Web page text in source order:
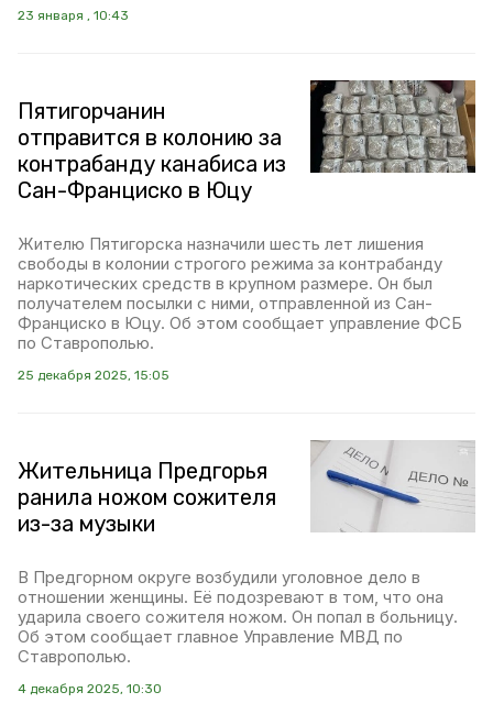
23 января , 10:43
Пятигорчанин
отправится в колонию за
контрабанду канабиса из
Сан-Франциско в Юцу
Жителю Пятигорска назначили шесть лет лишения
свободы в колонии строгого режима за контрабанду
наркотических средств в крупном размере. Он был
получателем посылки с ними, отправленной из Сан-
Франциско в Юцу. Об этом сообщает управление ФСБ
по Ставрополью.
25 декабря 2025, 15:05
Жительница Предгорья
ранила ножом сожителя
из-за музыки
В Предгорном округе возбудили уголовное дело в
отношении женщины. Её подозревают в том, что она
ударила своего сожителя ножом. Он попал в больницу.
Об этом сообщает главное Управление МВД по
Ставрополью.
4 декабря 2025, 10:30